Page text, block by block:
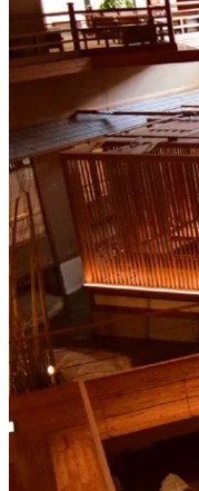
充滿和風氣息、有住層
直係難以置信地相似！